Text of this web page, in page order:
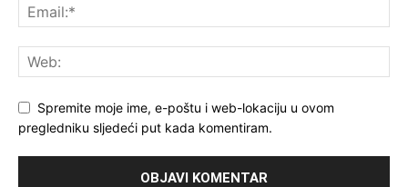
Spremite moje ime, e-poštu i web-lokaciju u ovom
pregledniku sljedeći put kada komentiram.